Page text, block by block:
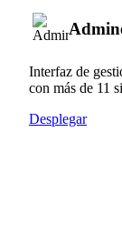
Interfaz de
con más de 11
Desplegar